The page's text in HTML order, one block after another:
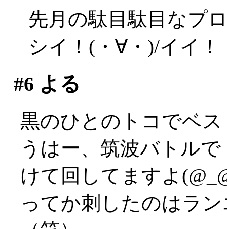
先月の駄目駄目なプ
シイ！(・∀・)/イイ！
#6 よる
黒のひとのトコでベ
うはー、筑波バトルで
けて回してますよ
ってか刺したのはラ